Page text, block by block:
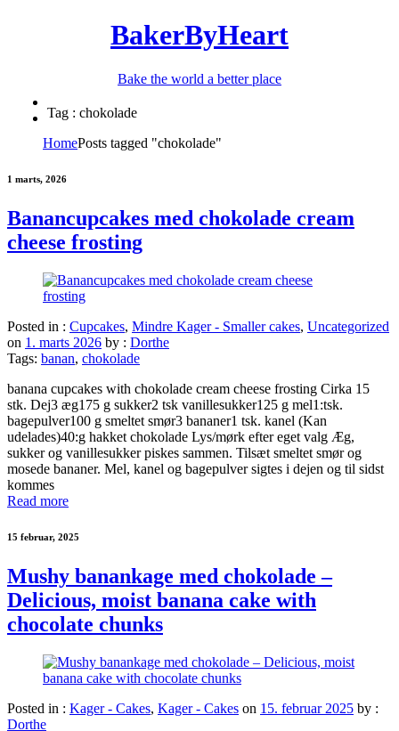
BakerByHeart
Bake the world a better place
Tag : chokolade
HomePosts tagged "chokolade"
1 marts, 2026
Banancupcakes med chokolade cream
cheese frosting
Posted in : Cupcakes, Mindre Kager - Smaller cakes, Uncategorized
on 1. marts 2026 by : Dorthe
Tags: banan, chokolade
banana cupcakes with chokolade cream cheese frosting Cirka 15
stk. Dej3 æg175 g sukker2 tsk vanillesukker125 g mel1:tsk.
bagepulver100 g smeltet smør3 bananer1 tsk. kanel (Kan
udelades)40:g hakket chokolade Lys/mørk efter eget valg Æg,
sukker og vanillesukker piskes sammen. Tilsæt smeltet smør og
mosede bananer. Mel, kanel og bagepulver sigtes i dejen og til sidst
kommes
Read more
15 februar, 2025
Mushy banankage med chokolade –
Delicious, moist banana cake with
chocolate chunks
Posted in : Kager - Cakes, Kager - Cakes on 15. februar 2025 by :
Dorthe